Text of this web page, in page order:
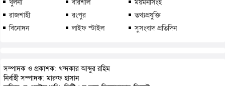
খুলনা
বরিশাল
ময়মনসিংহ
রাজশাহী
রংপুর
তথ্যপ্রযুক্তি
বিনোদন
লাইফ স্টাইল সুসংবাদ প্রতিদিন
সম্পাদক ও প্রকাশক: খন্দকার আব্দুর রহিম
নির্বাহী সম্পাদক: মারুফ হাসান